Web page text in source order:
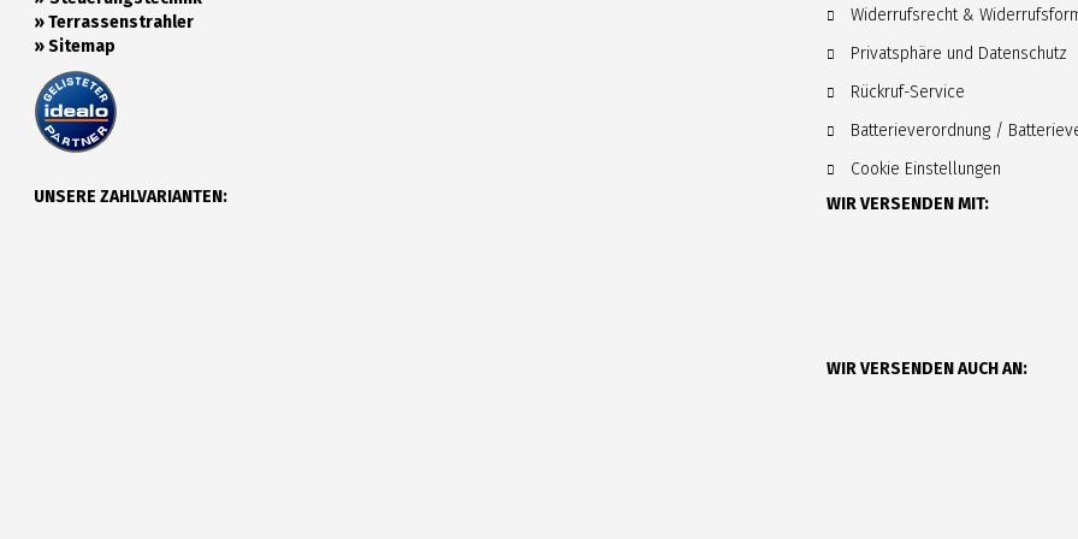
»Terrassenstrahler
»Sitemap
Widerrufsrecht &
Privatsphäre und Datenschutz
Rückruf-Service
Batterieverordnung /
Cookie Einstellungen
UNSERE ZAHLVARIANTEN:
WIR VERSENDEN MIT:
WIR VERSENDEN AUCH AN: